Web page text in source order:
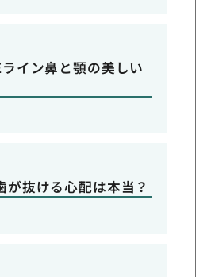
イン鼻と顎の美しい
が抜ける心配は本当？